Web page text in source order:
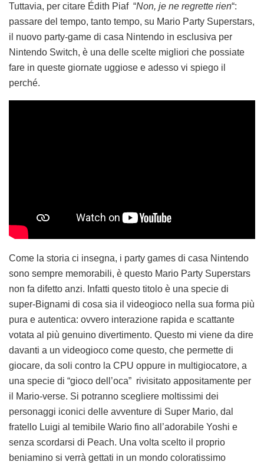
Tuttavia, per citare Édith Piaf “Non, je ne regrette rien“:
passare del tempo, tanto tempo, su Mario Party Superstars,
il nuovo party-game di casa Nintendo in esclusiva per
Nintendo Switch, è una delle scelte migliori che possiate
fare in queste giornate uggiose e adesso vi spiego il
perché.
Come la storia ci insegna, i party games di casa Nintendo
sono sempre memorabili, è questo Mario Party Superstars
non fa difetto anzi. Infatti questo titolo è una specie di
super-Bignami di cosa sia il videogioco nella sua forma più
pura e autentica: ovvero interazione rapida e scattante
votata al più genuino divertimento. Questo mi viene da dire
davanti a un videogioco come questo, che permette di
giocare, da soli contro la CPU oppure in multigiocatore, a
una specie di “gioco dell’oca” rivisitato appositamente per
il Mario-verse. Si potranno scegliere moltissimi dei
personaggi iconici delle avventure di Super Mario, dal
fratello Luigi al temibile Wario fino all’adorabile Yoshi e
senza scordarsi di Peach. Una volta scelto il proprio
beniamino si verrà gettati in un mondo coloratissimo